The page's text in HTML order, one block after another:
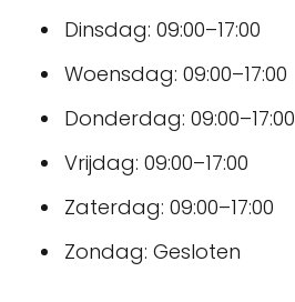
Dinsdag: 09:00–17:00
Woensdag: 09:00–17:00
Donderdag: 09:00–17:00
Vrijdag: 09:00–17:00
Zaterdag: 09:00–17:00
Zondag: Gesloten